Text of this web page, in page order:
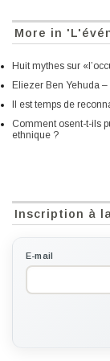
More in
Huit mythes sur
Eliezer Ben Yehuda
Il est temps de
Comment osent-t-ils
ethnique ?
Inscription à
E-mail